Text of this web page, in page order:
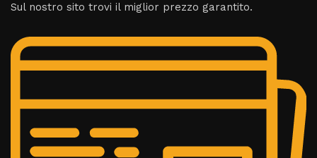
Sul nostro sito trovi il miglior prezzo garantito.